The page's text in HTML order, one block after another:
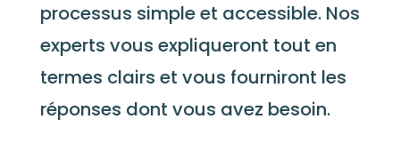
processus simple et accessible. Nos
experts vous expliqueront tout en
termes clairs et vous fourniront les
réponses dont vous avez besoin.